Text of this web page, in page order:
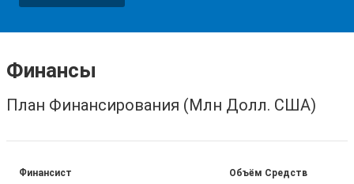
Финансы
План Финансирования (Млн Долл. США)
Финансист Объём Средств